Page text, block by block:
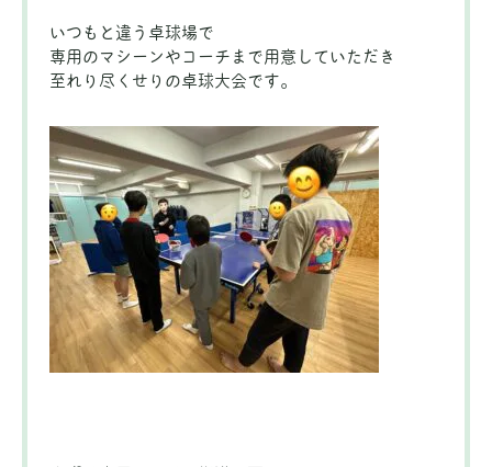
いつもと違う卓球場で
専用のマシーンやコーチまで用意していただき
至れり尽くせりの卓球大会です。